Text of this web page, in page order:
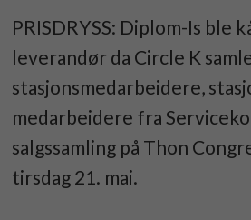
PRISDRYSS: Diplom-Is ble
leverandør da Circle K
stasjonsmedarbeidere,
medarbeidere fra
salgssamling på Thon
tirsdag 21. mai.